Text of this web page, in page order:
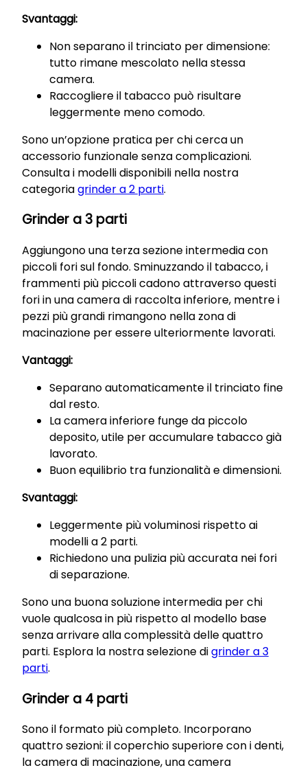
Svantaggi:
Non separano il trinciato per dimensione:
tutto rimane mescolato nella stessa
camera.
Raccogliere il tabacco può risultare
leggermente meno comodo.
Sono un’opzione pratica per chi cerca un
accessorio funzionale senza complicazioni.
Consulta i modelli disponibili nella nostra
categoriagrinder a 2 parti.
Grinder a 3 parti
Aggiungono una terza sezione intermedia con
piccoli fori sul fondo. Sminuzzando il tabacco, i
frammenti più piccoli cadono attraverso questi
fori in una camera di raccolta inferiore, mentre i
pezzi più grandi rimangono nella zona di
macinazione per essere ulteriormente lavorati.
Vantaggi:
Separano automaticamente il trinciato fine
dal resto.
La camera inferiore funge da piccolo
deposito, utile per accumulare tabacco già
lavorato.
Buon equilibrio tra funzionalità e dimensioni.
Svantaggi:
Leggermente più voluminosi rispetto ai
modelli a 2 parti.
Richiedono una pulizia più accurata nei fori
di separazione.
Sono una buona soluzione intermedia per chi
vuole qualcosa in più rispetto al modello base
senza arrivare alla complessità delle quattro
parti. Esplora la nostra selezione digrinder a 3
parti.
Grinder a 4 parti
Sono il formato più completo. Incorporano
quattro sezioni: il coperchio superiore con i denti,
la camera di macinazione, una camera